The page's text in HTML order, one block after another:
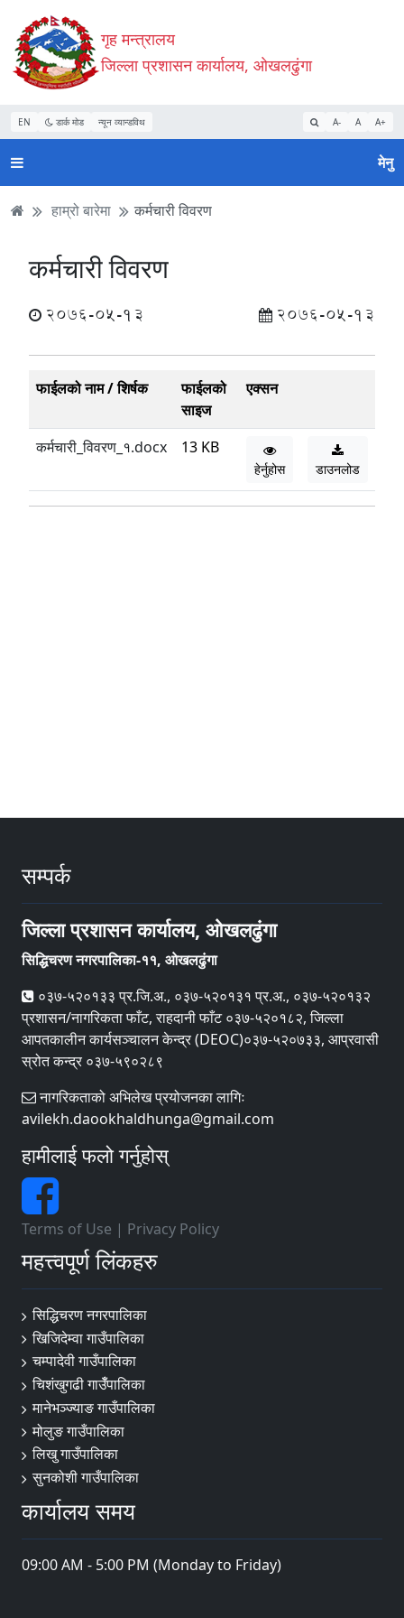
Accessibility
Mode
सुरु
गर्नुहोस्
सामाग्री
पढ्नुहाेस्
नेभिगेसन
पढ्नुहाेस्
वेबसाइट
खोजमा
जानुहोस्
गृह मन्त्रालय
जिल्ला प्रशासन कार्यालय, ओखलढुंगा
EN डार्क मोड न्यून व्यान्डविथ A- A A+
मेनु
हाम्रो बारेमा कर्मचारी विवरण
कर्मचारी विवरण
2076-05-13 2076-05-13
फाईलको नाम / शिर्षक
फाईलको
साइज
एक्सन
कर्मचारी_विवरण_१.docx 13 KB
हेर्नुहोस डाउनलोड
सम्पर्क
जिल्ला प्रशासन कार्यालय, ओखलढुंगा
सिद्धिचरण नगरपालिका-११, ओखलढुंगा
०३७-५२०१३३ प्र.जि.अ., ०३७-५२०१३१ प्र.अ., ०३७-५२०१३२
प्रशासन/नागरिकता फाँट, राहदानी फाँट ०३७-५२०१८२, जिल्ला
आपतकालीन कार्यसञ्‍चालन केन्द्र (DEOC)०३७-५२०७३३, आप्रवासी
स्रोत कन्द्र ०३७-५९०२८९
नागरिकताको अभिलेख प्रयोजनका लागिः
avilekh.daookhaldhunga@gmail.com
हामीलाई फलो गर्नुहोस्
Terms of Use | Privacy Policy
महत्त्वपूर्ण लिंकहरु
सिद्धिचरण नगरपालिका
खिजिदेम्वा गाउँपालिका
चम्पादेवी गाउँपालिका
चिशंखुगढी गाउँँपालिका
मानेभञ्‍ज्याङ गाउँपालिका
मोलुङ गाउँपालिका
लिखु गाउँपालिका
सुनकोशी गाउँपालिका
कार्यालय समय
09:00 AM - 5:00 PM (Monday to Friday)